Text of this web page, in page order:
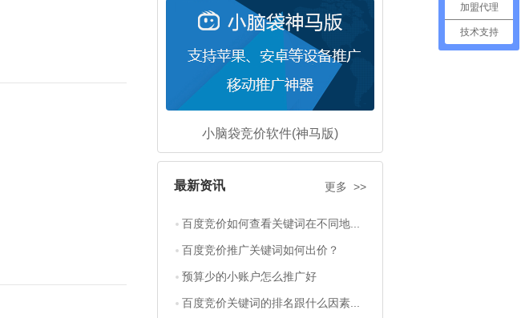
小脑袋竞价软件(神马版)
最新资讯 更多 >>
百度竞价如何查看关键词在不同地...
百度竞价推广关键词如何出价？
预算少的小账户怎么推广好
百度竞价关键词的排名跟什么因素...
加盟代理
技术支持